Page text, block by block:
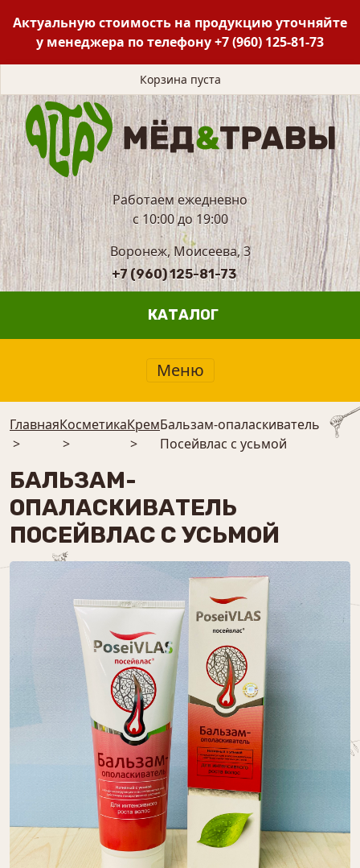
Актуальную стоимость на продукцию уточняйте
у менеджера по телефону+7 (960) 125-81-73
Корзина пуста
Работаем ежедневно
с 10:00 до 19:00
Воронеж, Моисеева, 3
+7 (960) 125-81-73
КАТАЛОГ
Меню
Главная
>
Косметика
>
Крем
>
Бальзам-опаласкиватель
Посейвлас с усьмой
БАЛЬЗАМ-
ОПАЛАСКИВАТЕЛЬ
ПОСЕЙВЛАС С УСЬМОЙ